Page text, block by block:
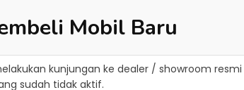
Mobil Baru
kunjungan ke dealer / showroom resmi
sudah tidak aktif.